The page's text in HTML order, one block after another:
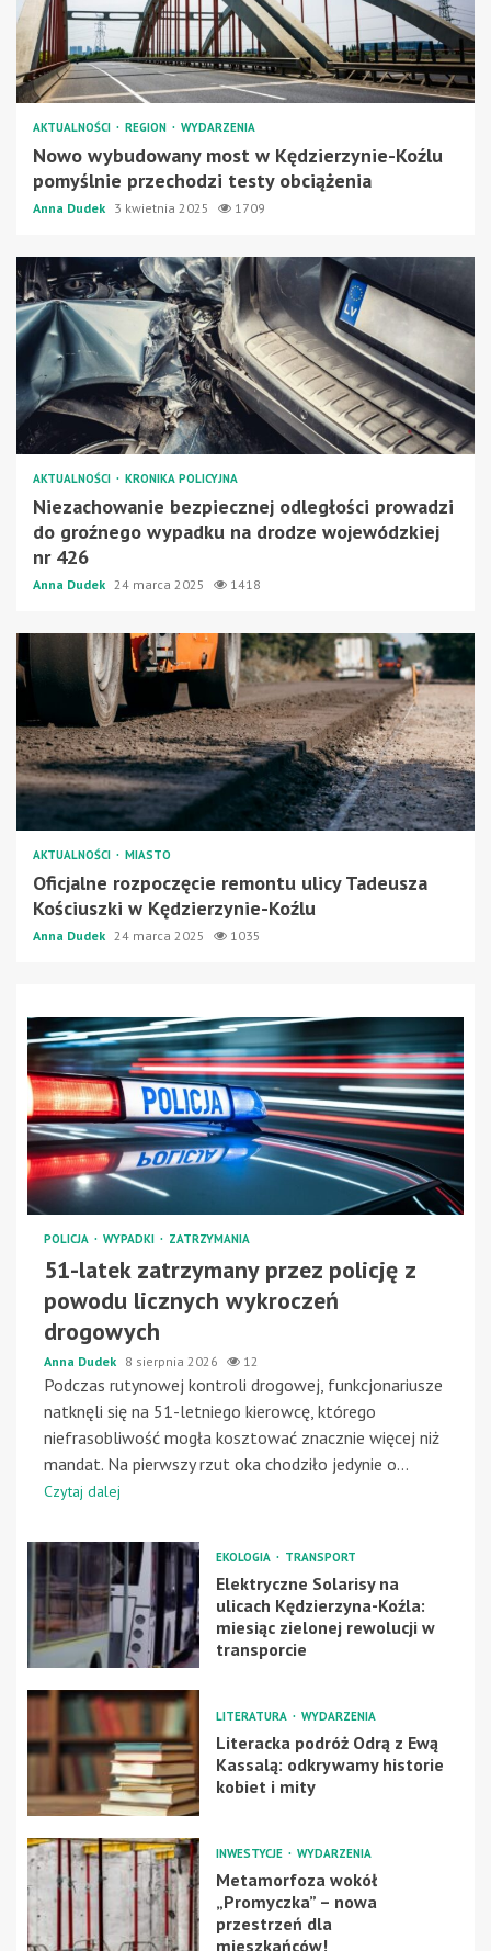
AKTUALNOŚCI REGION WYDARZENIA
Nowo wybudowany most w Kędzierzynie-Koźlu
pomyślnie przechodzi testy obciążenia
Anna Dudek 3 kwietnia 2025 1709
AKTUALNOŚCI KRONIKA POLICYJNA
Niezachowanie bezpiecznej odległości prowadzi
do groźnego wypadku na drodze wojewódzkiej
nr 426
Anna Dudek 24 marca 2025 1418
AKTUALNOŚCI MIASTO
Oficjalne rozpoczęcie remontu ulicy Tadeusza
Kościuszki w Kędzierzynie-Koźlu
Anna Dudek 24 marca 2025 1035
POLICJA WYPADKI ZATRZYMANIA
51-latek zatrzymany przez policję z
powodu licznych wykroczeń
drogowych
Anna Dudek 8 sierpnia 2026 12
Podczas rutynowej kontroli drogowej, funkcjonariusze
natknęli się na 51-letniego kierowcę, którego
niefrasobliwość mogła kosztować znacznie więcej niż
mandat. Na pierwszy rzut oka chodziło jedynie o...
Czytaj dalej
EKOLOGIA TRANSPORT
Elektryczne Solarisy na
ulicach Kędzierzyna-Koźla:
miesiąc zielonej rewolucji w
transporcie
LITERATURA WYDARZENIA
Literacka podróż Odrą z Ewą
Kassalą: odkrywamy historie
kobiet i mity
INWESTYCJE WYDARZENIA
Metamorfoza wokół
„Promyczka” – nowa
przestrzeń dla
mieszkańców!